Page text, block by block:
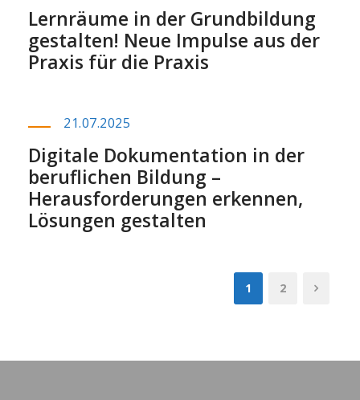
Lernräume in der Grundbildung
gestalten! Neue Impulse aus der
Praxis für die Praxis
21.07.2025
Digitale Dokumentation in der
beruflichen Bildung –
Herausforderungen erkennen,
Lösungen gestalten
1 2